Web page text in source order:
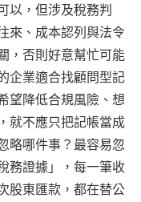
以，但涉及稅務判
來、成本認列與法令
，否則好意幫忙可能
企業適合找顧問型記
望降低合規風險、想
就不應只把記帳當成
略哪件事？最容易忽
務證據」，每一筆收
股東匯款，都在替公